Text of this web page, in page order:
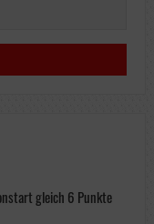
gleich 6 Punkte